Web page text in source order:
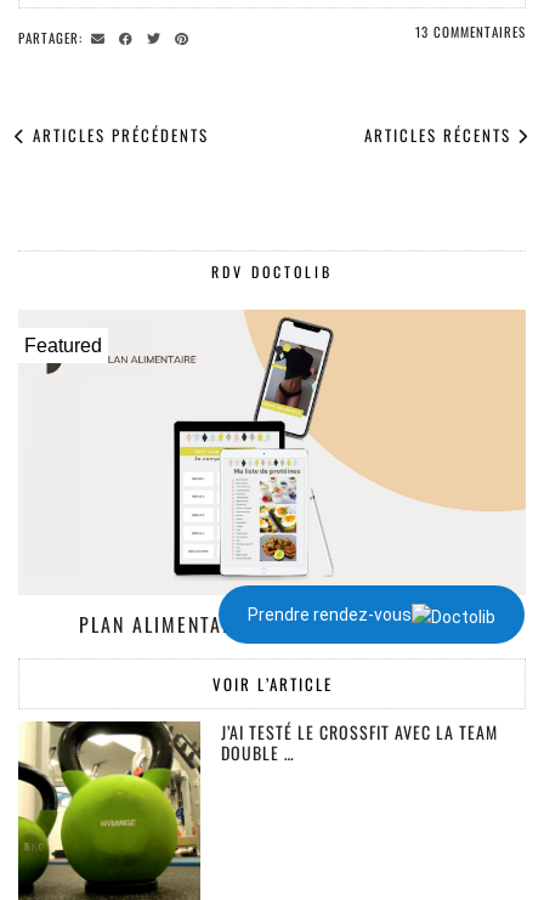
PARTAGER: 13 COMMENTAIRES
ARTICLES PRÉCÉDENTS ARTICLES RÉCENTS
RDV DOCTOLIB
Prendre rendez-vous
Featured
PLAN ALIMENTAIRE DE 1300 À 2000 KCAL
VOIR L’ARTICLE
J’AI TESTÉ LE CROSSFIT AVEC LA TEAM
DOUBLE …